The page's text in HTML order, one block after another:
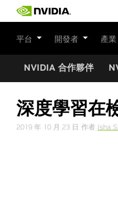
平台 開發者 產業
NVIDIA 合作夥伴
深度學習在
2019 年 10 月 23 日 作者 Isha